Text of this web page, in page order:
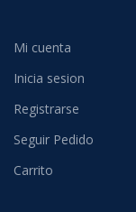
Mi cuenta
Inicia sesion
Registrarse
Seguir Pedido
Carrito